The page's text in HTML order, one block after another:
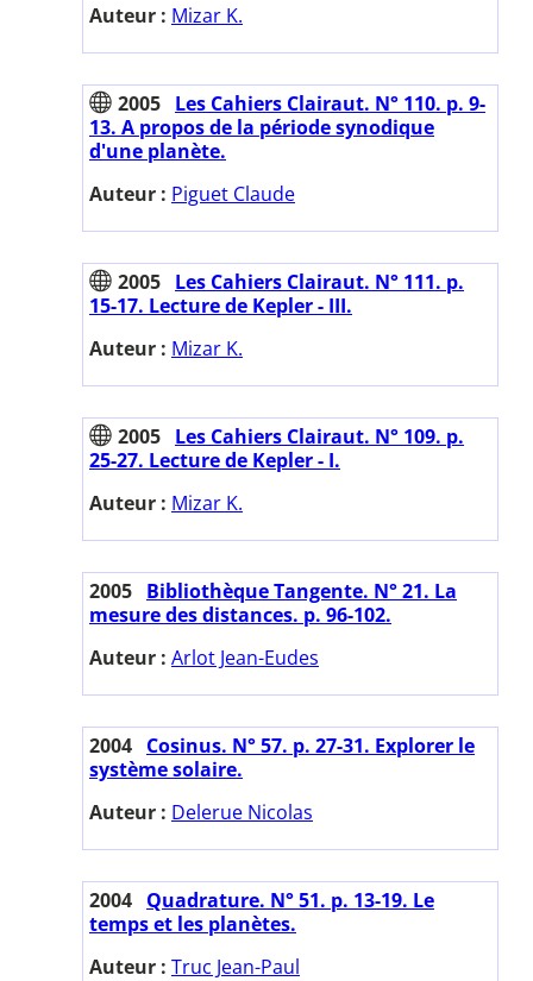
Auteur : Mizar K.
2005 Les Cahiers Clairaut. N° 110. p. 9-
13. A propos de la période synodique
d'une planète.
Auteur : Piguet Claude
2005 Les Cahiers Clairaut. N° 111. p.
15-17. Lecture de Kepler - III.
Auteur : Mizar K.
2005 Les Cahiers Clairaut. N° 109. p.
25-27. Lecture de Kepler - I.
Auteur : Mizar K.
2005 Bibliothèque Tangente. N° 21. La
mesure des distances. p. 96-102.
Auteur : Arlot Jean-Eudes
2004 Cosinus. N° 57. p. 27-31. Explorer le
système solaire.
Auteur : Delerue Nicolas
2004 Quadrature. N° 51. p. 13-19. Le
temps et les planètes.
Auteur : Truc Jean-Paul